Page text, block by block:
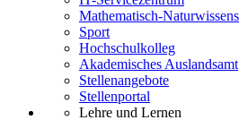
Mathematisch-
Sport
Hochschulkolleg
Akademisches Auslandsamt
Stellenangebote
Stellenportal
Lehre und Lernen